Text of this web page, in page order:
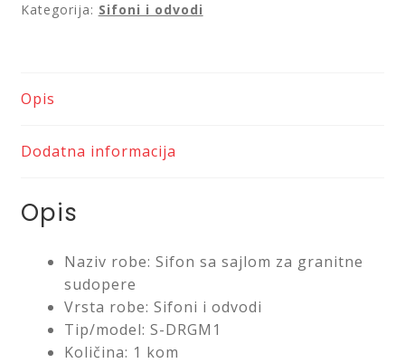
Kategorija: Sifoni i odvodi
Opis
Dodatna informacija
Opis
Naziv robe: Sifon sa sajlom za granitne
sudopere
Vrsta robe: Sifoni i odvodi
Tip/model: S-DRGM1
Količina: 1 kom